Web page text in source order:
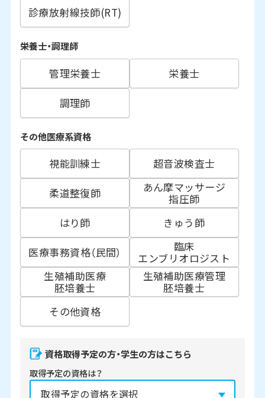
診療放射線技師(RT)
栄養士・調理師
管理栄養士
栄養士
調理師
その他医療系資格
視能訓練士
超音波検査士
柔道整復師
あん摩マッサージ
指圧師
はり師
きゅう師
医療事務資格（民間）
臨床
エンブリオロジスト
生殖補助医療
胚培養士
生殖補助医療管理
胚培養士
その他資格
資格取得予定の方・学生の方はこちら
取得予定の資格は？